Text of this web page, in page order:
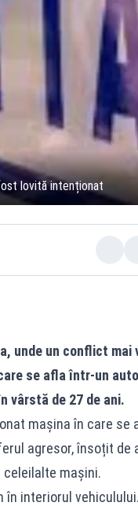
lovită intenționat
unde un conflict mai
se afla într-un
vârstă de 27 de ani.
mașina în care se
agresor, însoțit de
mașini.
interiorul vehiculului.